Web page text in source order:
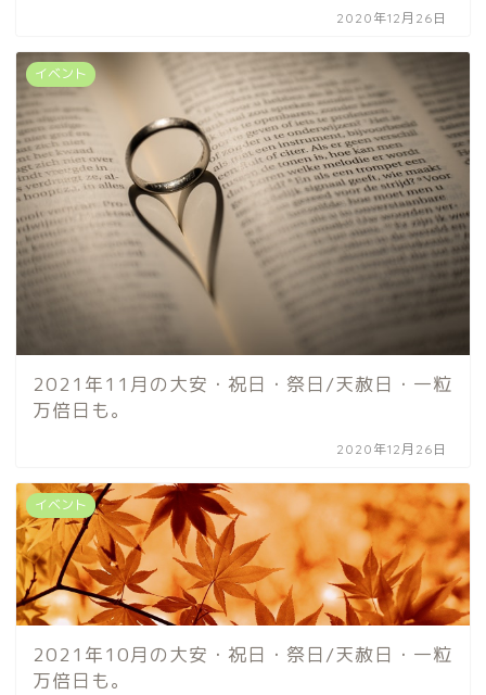
2020年12月26日
イベント
2021年11月の大安・祝日・祭日/天赦日・一粒
万倍日も。
2020年12月26日
イベント
2021年10月の大安・祝日・祭日/天赦日・一粒
万倍日も。